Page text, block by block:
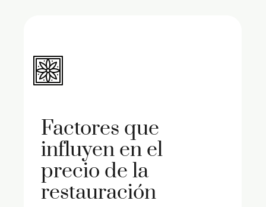
Factores que
influyen en el
precio de la
restauración